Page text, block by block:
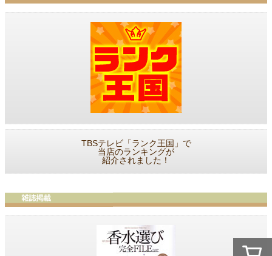
TBSテレビ「ランク王国」で
当店のランキングが
紹介されました！